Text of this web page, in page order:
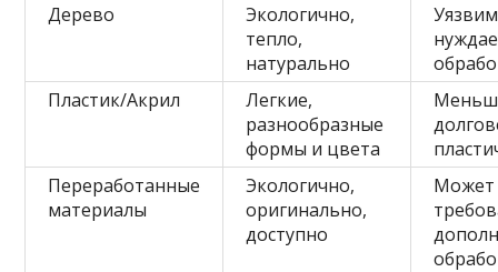
Дерево
Экологично,
тепло,
натурально
Пластик/Акрил
Легкие,
разнообразные
формы и цвета
Переработанные
материалы
Экологично,
оригинально,
доступно
Может